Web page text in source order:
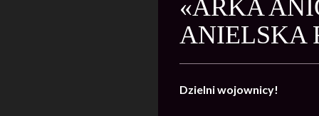
«ARKA
ANIELSKA
Dzielni wojownicy!